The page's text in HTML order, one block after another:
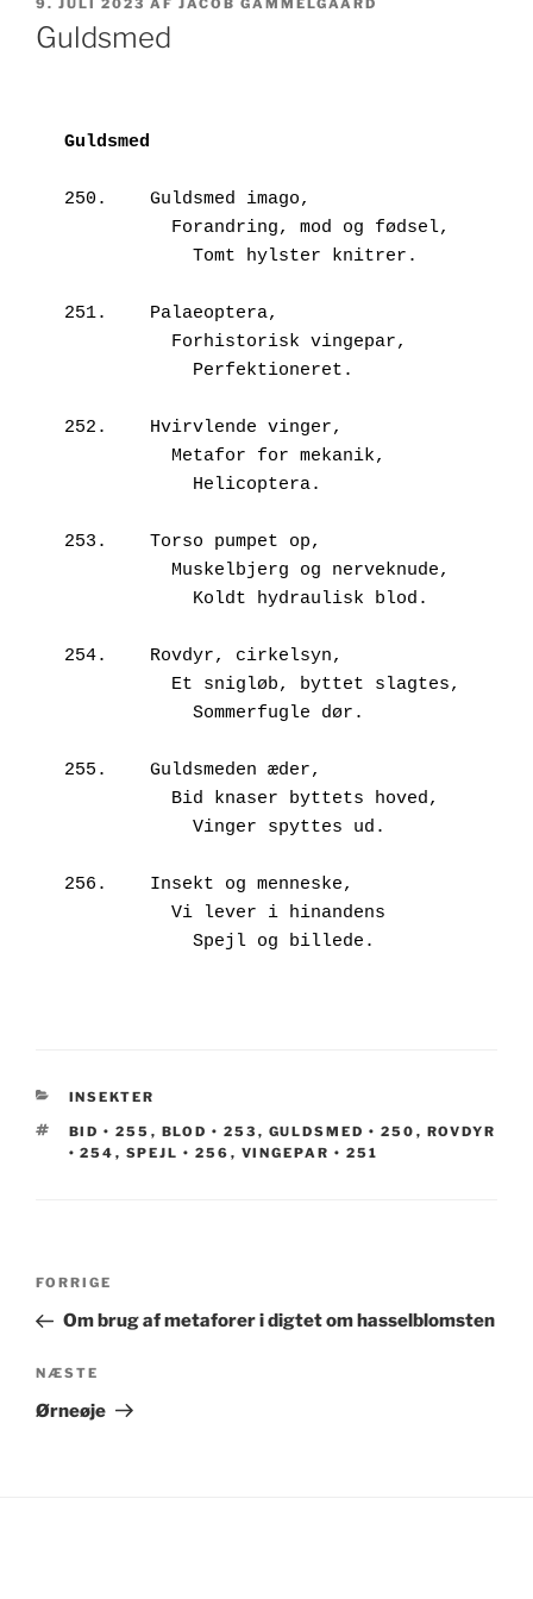
DEN
9. JULI 2023 AF JACOB GAMMELGAARD
Guldsmed
250.	Guldsmed imago,
251.	Palaeoptera,
252.	Hvirvlende vinger,
253.	Torso pumpet op,
254.	Rovdyr, cirkelsyn,
255.	Guldsmeden æder,
256.	Insekt og menneske,
KATEGORIER
INSEKTER
TAGS
BID • 255 , BLOD • 253 , GULDSMED • 250 , ROVDYR
• 254 , SPEJL • 256 , VINGEPAR • 251
Indlægsnavigation
Forrige
indlæg
FORRIGE
Om brug af metaforer i digtet om hasselblomsten
Næste
indlæg
NÆSTE
Ørneøje